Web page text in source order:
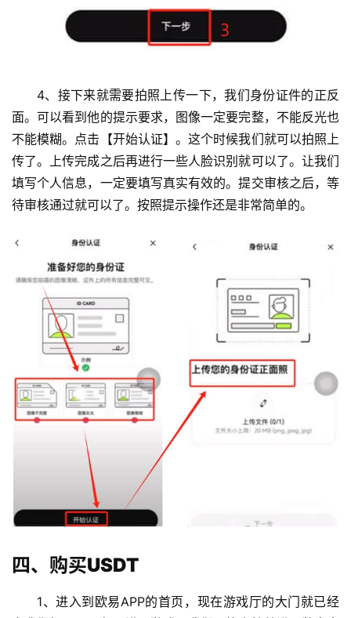
新
闻
行
4、接下来就需要拍照上传一下，我们身份证件的正反
面。可以看到他的提示要求，图像一定要完整，不能反光也
不能模糊。点击【开始认证】。这个时候我们就可以拍照上
传了。上传完成之后再进行一些人脸识别就可以了。让我们
填写个人信息，一定要填写真实有效的。提交审核之后，等
待审核通过就可以了。按照提示操作还是非常简单的。
四、购买USDT
1、进入到欧易APP的首页，现在游戏厅的大门就已经